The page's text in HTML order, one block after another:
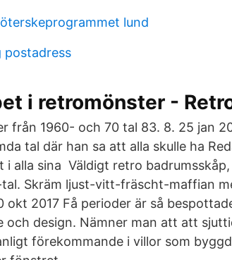
lund
postadress
i retromönster -
från 1960- och 70 tal 83. 8. 25 jan
tal där han sa att alla skulle ha
i alla sina Väldigt retro
Skräm ljust-vitt-fräscht-maffian
2017 Få perioder är så
och design. Nämner man att att
förekommande i villor som